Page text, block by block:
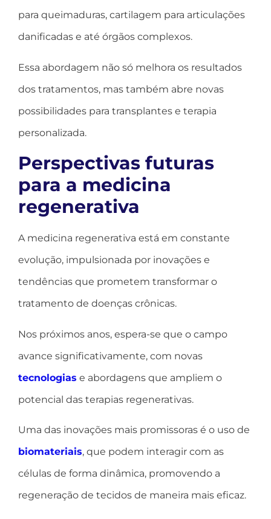
para queimaduras, cartilagem para articulações
danificadas e até órgãos complexos.
Essa abordagem não só melhora os resultados
dos tratamentos, mas também abre novas
possibilidades para transplantes e terapia
personalizada.
Perspectivas futuras
para a medicina
regenerativa
A medicina regenerativa está em constante
evolução, impulsionada por inovações e
tendências que prometem transformar o
tratamento de doenças crônicas.
Nos próximos anos, espera-se que o campo
avance significativamente, com novas
tecnologias e abordagens que ampliem o
potencial das terapias regenerativas.
Uma das inovações mais promissoras é o uso de
biomateriais, que podem interagir com as
células de forma dinâmica, promovendo a
regeneração de tecidos de maneira mais eficaz.